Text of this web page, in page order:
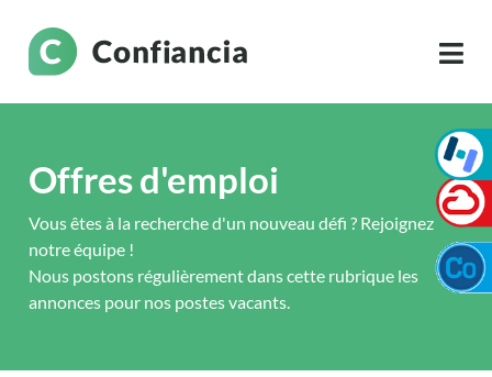
Offres d'emploi
Vous êtes à la recherche d'un nouveau défi ? Rejoignez
notre équipe !
Nous postons régulièrement dans cette rubrique les
annonces pour nos postes vacants.